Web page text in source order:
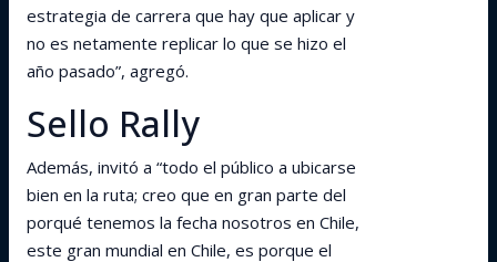
estrategia de carrera que hay que aplicar y
no es netamente replicar lo que se hizo el
año pasado”, agregó.
Sello Rally
Además, invitó a “todo el público a ubicarse
bien en la ruta; creo que en gran parte del
porqué tenemos la fecha nosotros en Chile,
este gran mundial en Chile, es porque el